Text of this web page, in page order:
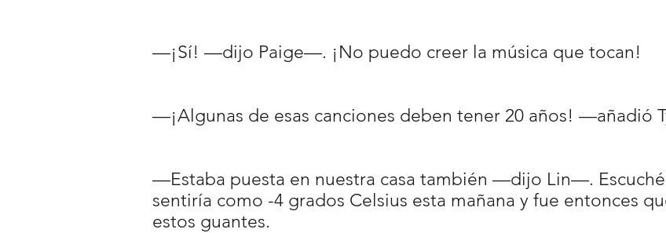
—¡Sí! —dijo Paige—. ¡No puedo creer la música que tocan!
—¡Algunas de esas canciones deben tener 20 años! —añadió
—Estaba puesta en nuestra casa también —dijo Lin—.
sentiría como -4 grados Celsius esta mañana y fue entonces
estos guantes.